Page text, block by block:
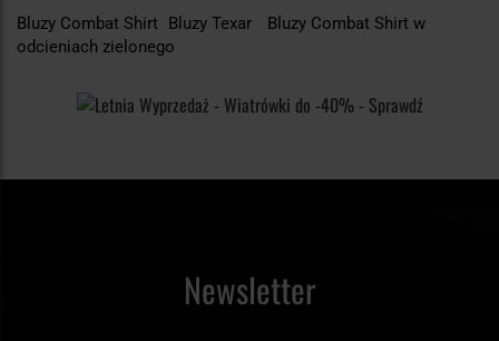
Bluzy Combat Shirt
Bluzy Texar
Bluzy Combat Shirt w
odcieniach zielonego
Newsletter